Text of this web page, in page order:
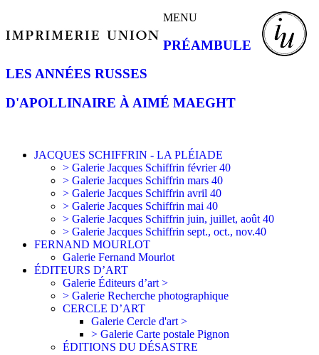
MENU
PRÉAMBULE
LES ANNÉES RUSSES
D'APOLLINAIRE À AIMÉ MAEGHT
JACQUES SCHIFFRIN - LA PLÉIADE
> Galerie Jacques Schiffrin février 40
> Galerie Jacques Schiffrin mars 40
> Galerie Jacques Schiffrin avril 40
> Galerie Jacques Schiffrin mai 40
> Galerie Jacques Schiffrin juin, juillet, août 40
> Galerie Jacques Schiffrin sept., oct., nov.40
FERNAND MOURLOT
Galerie Fernand Mourlot
ÉDITEURS D’ART
Galerie Éditeurs d’art >
> Galerie Recherche photographique
CERCLE D’ART
Galerie Cercle d'art >
> Galerie Carte postale Pignon
ÉDITIONS DU DÉSASTRE